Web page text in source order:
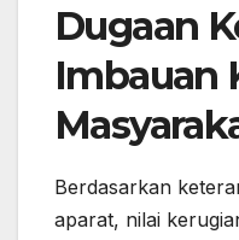
Dugaan
Imbauan
Berdasarkan
aparat, nilai